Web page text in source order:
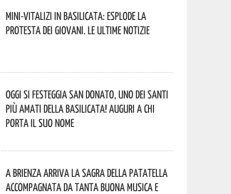
Mini-vitalizi in Basilicata: esplode la
protesta dei giovani. Le ultime notizie
Oggi si festeggia San Donato, uno dei Santi
più amati della Basilicata! Auguri a chi
porta il suo nome
A Brienza arriva la Sagra della Patatella
accompagnata da tanta buona musica e